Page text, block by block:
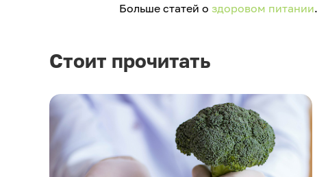
Больше статей о здоровом питании.
Стоит прочитать